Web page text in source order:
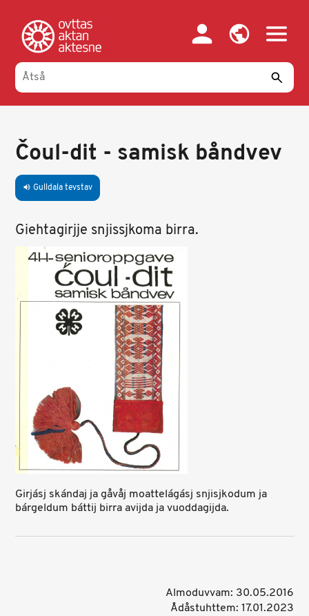
oajvve-
sisadnuj
Čoul-dit - samisk båndvev
volume_up Gulldala tevstav
Giehtagirjje snjissjkoma birra.
Girjásj skándaj ja gåvåj moattelágásj snjisjkodum ja
bárgeldum báttij birra avijda ja vuoddagijda.
Almoduvvam: 30.05.2016
Ådåstuhttem: 17.01.2023